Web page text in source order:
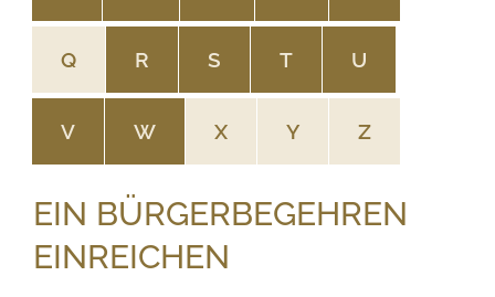
Q R S T U
V W X Y Z
EIN BÜRGERBEGEHREN
EINREICHEN